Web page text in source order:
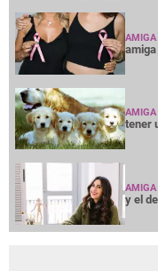
AMIGA
AMIGA
tener
AMIGA
y el